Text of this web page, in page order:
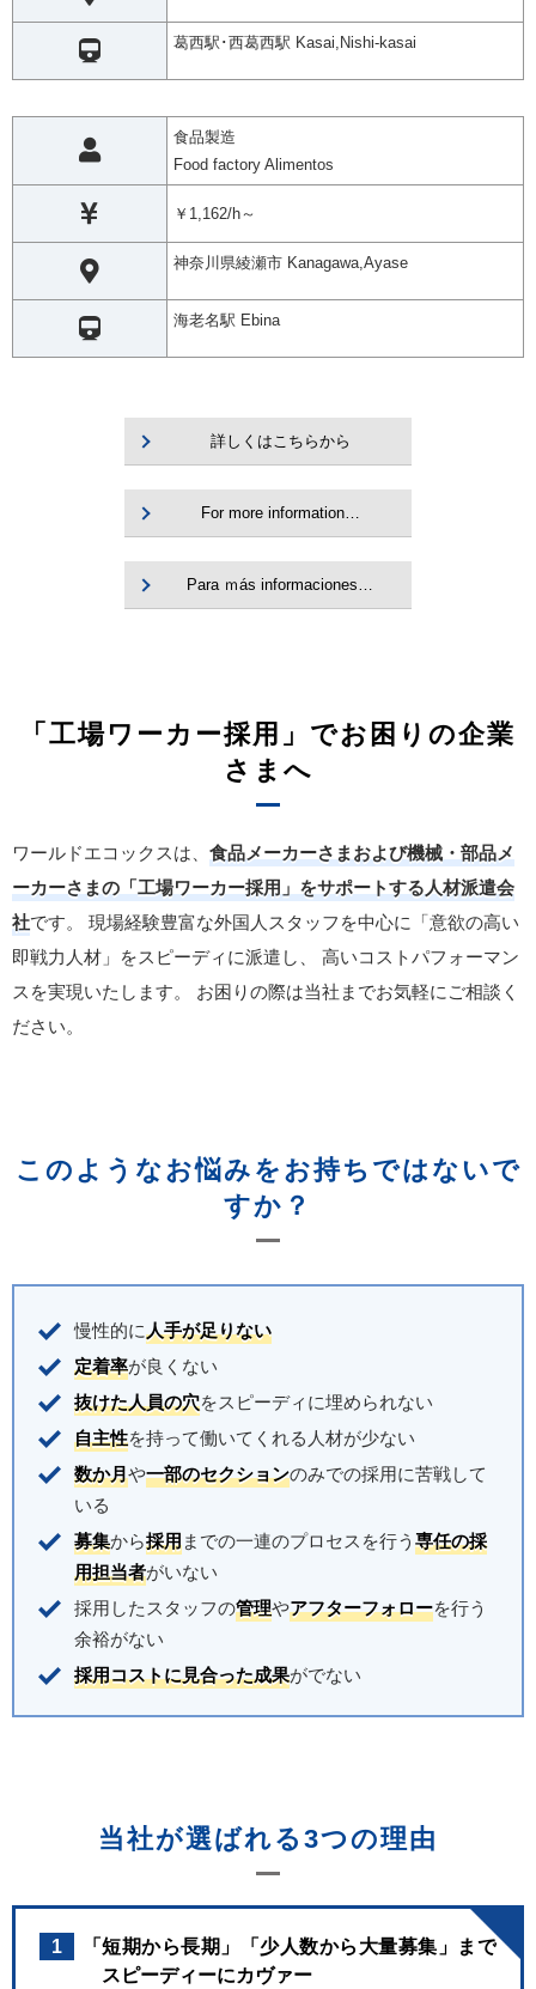
葛西駅･西葛西駅 Kasai,Nishi-kasai
食品製造
Food factory Alimentos
￥1,162/h～
神奈川県綾瀬市 Kanagawa,Ayase
海老名駅 Ebina
詳しくはこちらから
For more information…
Para ｍás informaciones…
「工場ワーカー採用」でお困りの企業
さまへ
ワールドエコックスは、 食品メーカーさまおよび機械・部品メ
ーカーさまの「工場ワーカー採用」をサポートする人材派遣会
社です。
現場経験豊富な外国人スタッフを中心に「意欲の高い
即戦力人材」をスピーディに派遣し、
高いコストパフォーマン
スを実現いたします。
お困りの際は当社までお気軽にご相談く
ださい。
このようなお悩みをお持ちではないで
すか？
慢性的に人手が足りない
定着率が良くない
抜けた人員の穴をスピーディに埋められない
自主性を持って働いてくれる人材が少ない
数か月や一部のセクションのみでの採用に苦戦して
いる
募集から採用までの一連のプロセスを行う 専任の採
用担当者がいない
採用したスタッフの管理やアフターフォローを行う
余裕がない
採用コストに見合った成果がでない
当社が選ばれる3つの理由
1
「短期から長期」「少人数から大量募集」まで
スピーディーにカヴァー